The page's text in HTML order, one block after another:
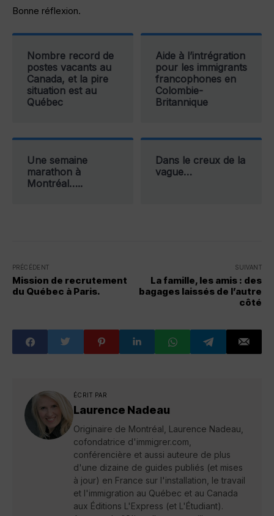
Bonne réflexion.
Nombre record de
postes vacants au
Canada, et la pire
situation est au
Québec
Aide à l’intrégration
pour les immigrants
francophones en
Colombie-
Britannique
Une semaine
marathon à
Montréal…..
Dans le creux de la
vague…
PRÉCÉDENT
Mission de recrutement
du Québec à Paris.
SUIVANT
La famille, les amis : des
bagages laissés de l’autre
côté
ÉCRIT PAR
Laurence Nadeau
Originaire de Montréal, Laurence Nadeau,
cofondatrice d'immigrer.com,
conférencière et aussi auteure de plus
d'une dizaine de guides publiés (et mises
à jour) en France sur l'installation, le travail
et l'immigration au Québec et au Canada
aux Éditions L'Express (et L'Étudiant).